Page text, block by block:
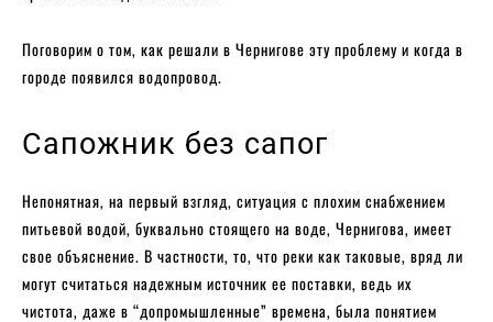
Поговорим о том, как решали в Чернигове эту проблему и когда в
городе появился водопровод.
Сапожник без сапог
Непонятная, на первый взгляд, ситуация с плохим снабжением
питьевой водой, буквально стоящего на воде, Чернигова, имеет
свое объяснение. В частности, то, что реки как таковые, вряд ли
могут считаться надежным источник ее поставки, ведь их
чистота, даже в “допромышленные” времена, была понятием